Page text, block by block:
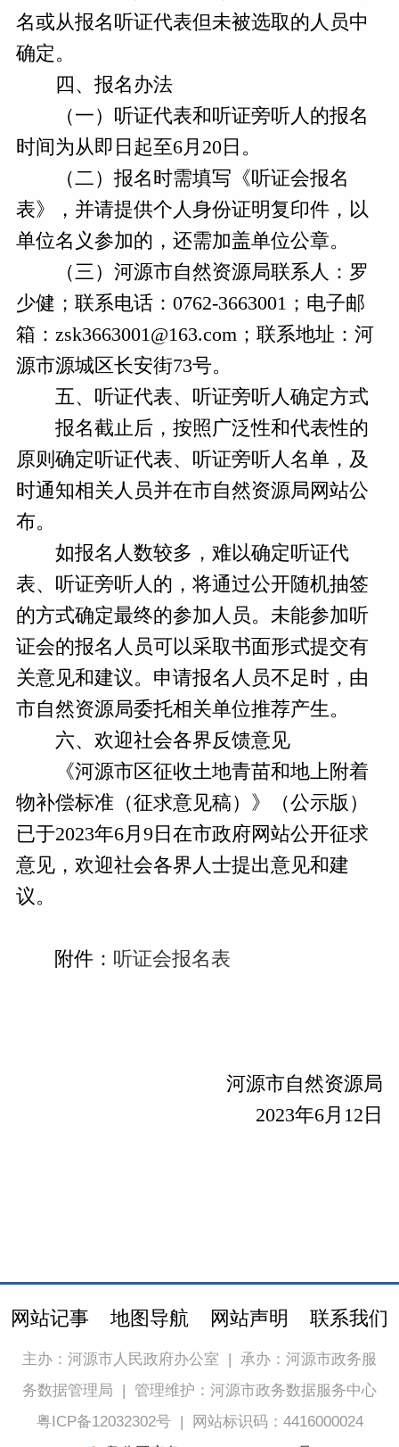
名或从报名听证代表但未被选取的人员中
确定。
四、报名办法
（一）听证代表和听证旁听人的报名
时间为从即日起至6月20日。
（二）报名时需填写《听证会报名
表》，并请提供个人身份证明复印件，以
单位名义参加的，还需加盖单位公章。
（三）河源市自然资源局联系人：罗
少健；联系电话：0762-3663001；电子邮
箱：zsk3663001@163.com；联系地址：河
源市源城区长安街73号。
五、听证代表、听证旁听人确定方式
报名截止后，按照广泛性和代表性的
原则确定听证代表、听证旁听人名单，及
时通知相关人员并在市自然资源局网站公
布。
如报名人数较多，难以确定听证代
表、听证旁听人的，将通过公开随机抽签
的方式确定最终的参加人员。未能参加听
证会的报名人员可以采取书面形式提交有
关意见和建议。申请报名人员不足时，由
市自然资源局委托相关单位推荐产生。
六、欢迎社会各界反馈意见
《河源市区征收土地青苗和地上附着
物补偿标准（征求意见稿）》
（公示版）
已于2023年6月9日在市政府网站公开征求
意见，欢迎社会各界人士提出意见和建
议。
附件： 听证会报名表
河源市自然资源局
2023年6月12日
网站记事 地图导航 网站声明 联系我们
主办：河源市人民政府办公室 | 承办：河源市政务服
务数据管理局 | 管理维护：河源市政务数据服务中心
粤ICP备12032302号|
网站标识码：4416000024